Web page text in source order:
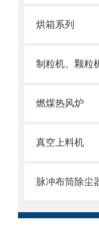
烘箱系列
制粒机、颗粒
燃煤热风炉
真空上料机
脉冲布筒除尘